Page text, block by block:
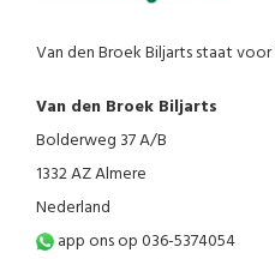
Van den Broek Biljarts staat
Van den Broek Biljarts
Bolderweg 37 A/B
1332 AZ Almere
Nederland
app ons op 036-5374054